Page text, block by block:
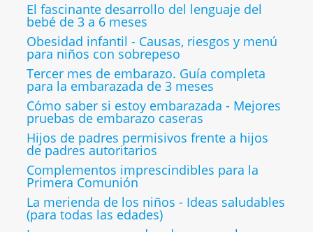
El fascinante desarrollo del lenguaje del
bebé de 3 a 6 meses
Obesidad infantil - Causas, riesgos y menú
para niños con sobrepeso
Tercer mes de embarazo. Guía completa
para la embarazada de 3 meses
Cómo saber si estoy embarazada - Mejores
pruebas de embarazo caseras
Hijos de padres permisivos frente a hijos
de padres autoritarios
Complementos imprescindibles para la
Primera Comunión
La merienda de los niños - Ideas saludables
(para todas las edades)